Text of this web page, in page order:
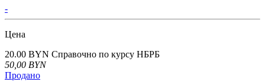
-
Цена
20.00 BYN Справочно по курсу НБРБ
50,00 BYN
Продано